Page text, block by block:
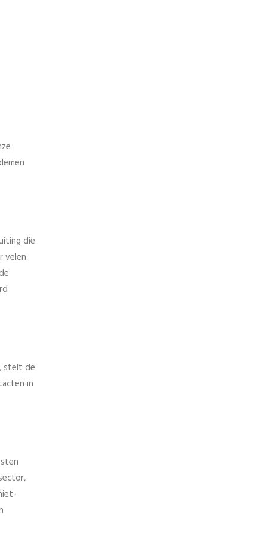
die
velen
stelt de
in